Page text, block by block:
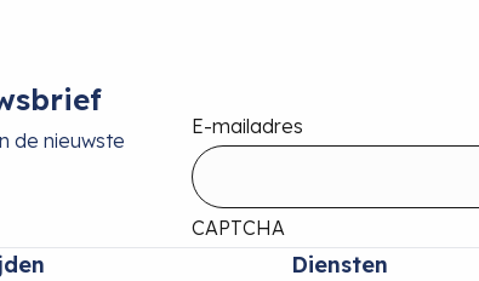
de nieuwste
E-mailadres
CAPTCHA
Diensten